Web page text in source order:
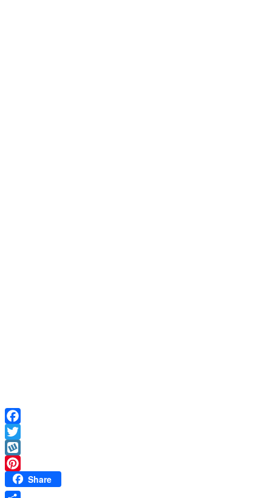
Facebook
Twitter
Wykop
PinterestShare